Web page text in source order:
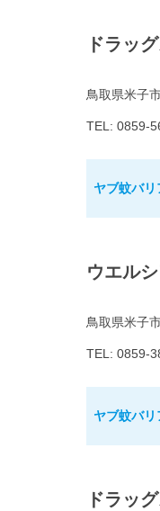
ドラッ
鳥取県米子
TEL: 0859-
ヤブ蚊バ
ウエル
鳥取県米子
TEL: 0859-
ヤブ蚊バ
ドラッ